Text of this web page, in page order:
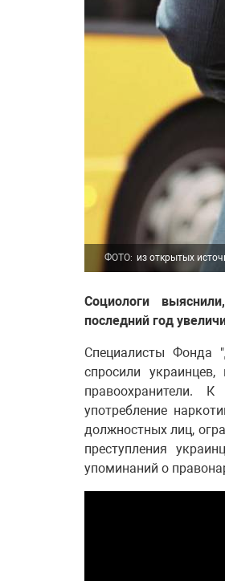
ФОТО: из открытых
Социологи
последний год
Специалисты Фонда
спросили
правоохранители.
употребление
должностных лиц,
преступления
упоминаний о